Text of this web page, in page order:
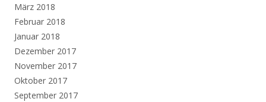
März 2018
Februar 2018
Januar 2018
Dezember 2017
November 2017
Oktober 2017
September 2017